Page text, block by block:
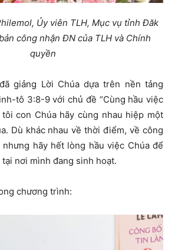
Ủy viên TLH, Mục vụ tỉnh Đăk
công nhận ĐN của TLH và Chính
quyền
giảng Lời Chúa dựa trên nền tảng
tô 3:8-9 với chủ đề “Cùng hầu việc
con Chúa hãy cùng nhau hiệp một
Dù khác nhau về thời điểm, về công
hãy hết lòng hầu việc Chúa để
nơi mình đang sinh hoạt.
chương trình: